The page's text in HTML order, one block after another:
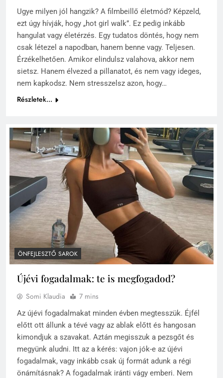
Ugye milyen jól hangzik? A filmbeillő életmód? Képzeld,
ezt úgy hívják, hogy „hot girl walk”. Ez pedig inkább
hangulat vagy életérzés. Egy tudatos döntés, hogy nem
csak létezel a napodban, hanem benne vagy. Teljesen.
Érzékelhetően. Amikor elindulsz valahova, akkor nem
sietsz. Hanem élvezed a pillanatot, és nem vagy ideges,
nem kapkodsz. Nem stresszelsz azon, hogy…
Részletek...
ÖNFEJLESZTŐ SAROK
Újévi fogadalmak: te is megfogadod?
Somi Klaudia 7 mins
Az újévi fogadalmakat minden évben megtesszük. Éjfél
előtt ott állunk a tévé vagy az ablak előtt és hangosan
kimondjuk a szavakat. Aztán megisszuk a pezsgőt és
megyünk aludni. Itt az a kérés: vajon jók-e az újévi
fogadalmak, vagy inkább csak új formát adunk a régi
önámításnak? A fogadalmak iránti vágy emberi. Nem